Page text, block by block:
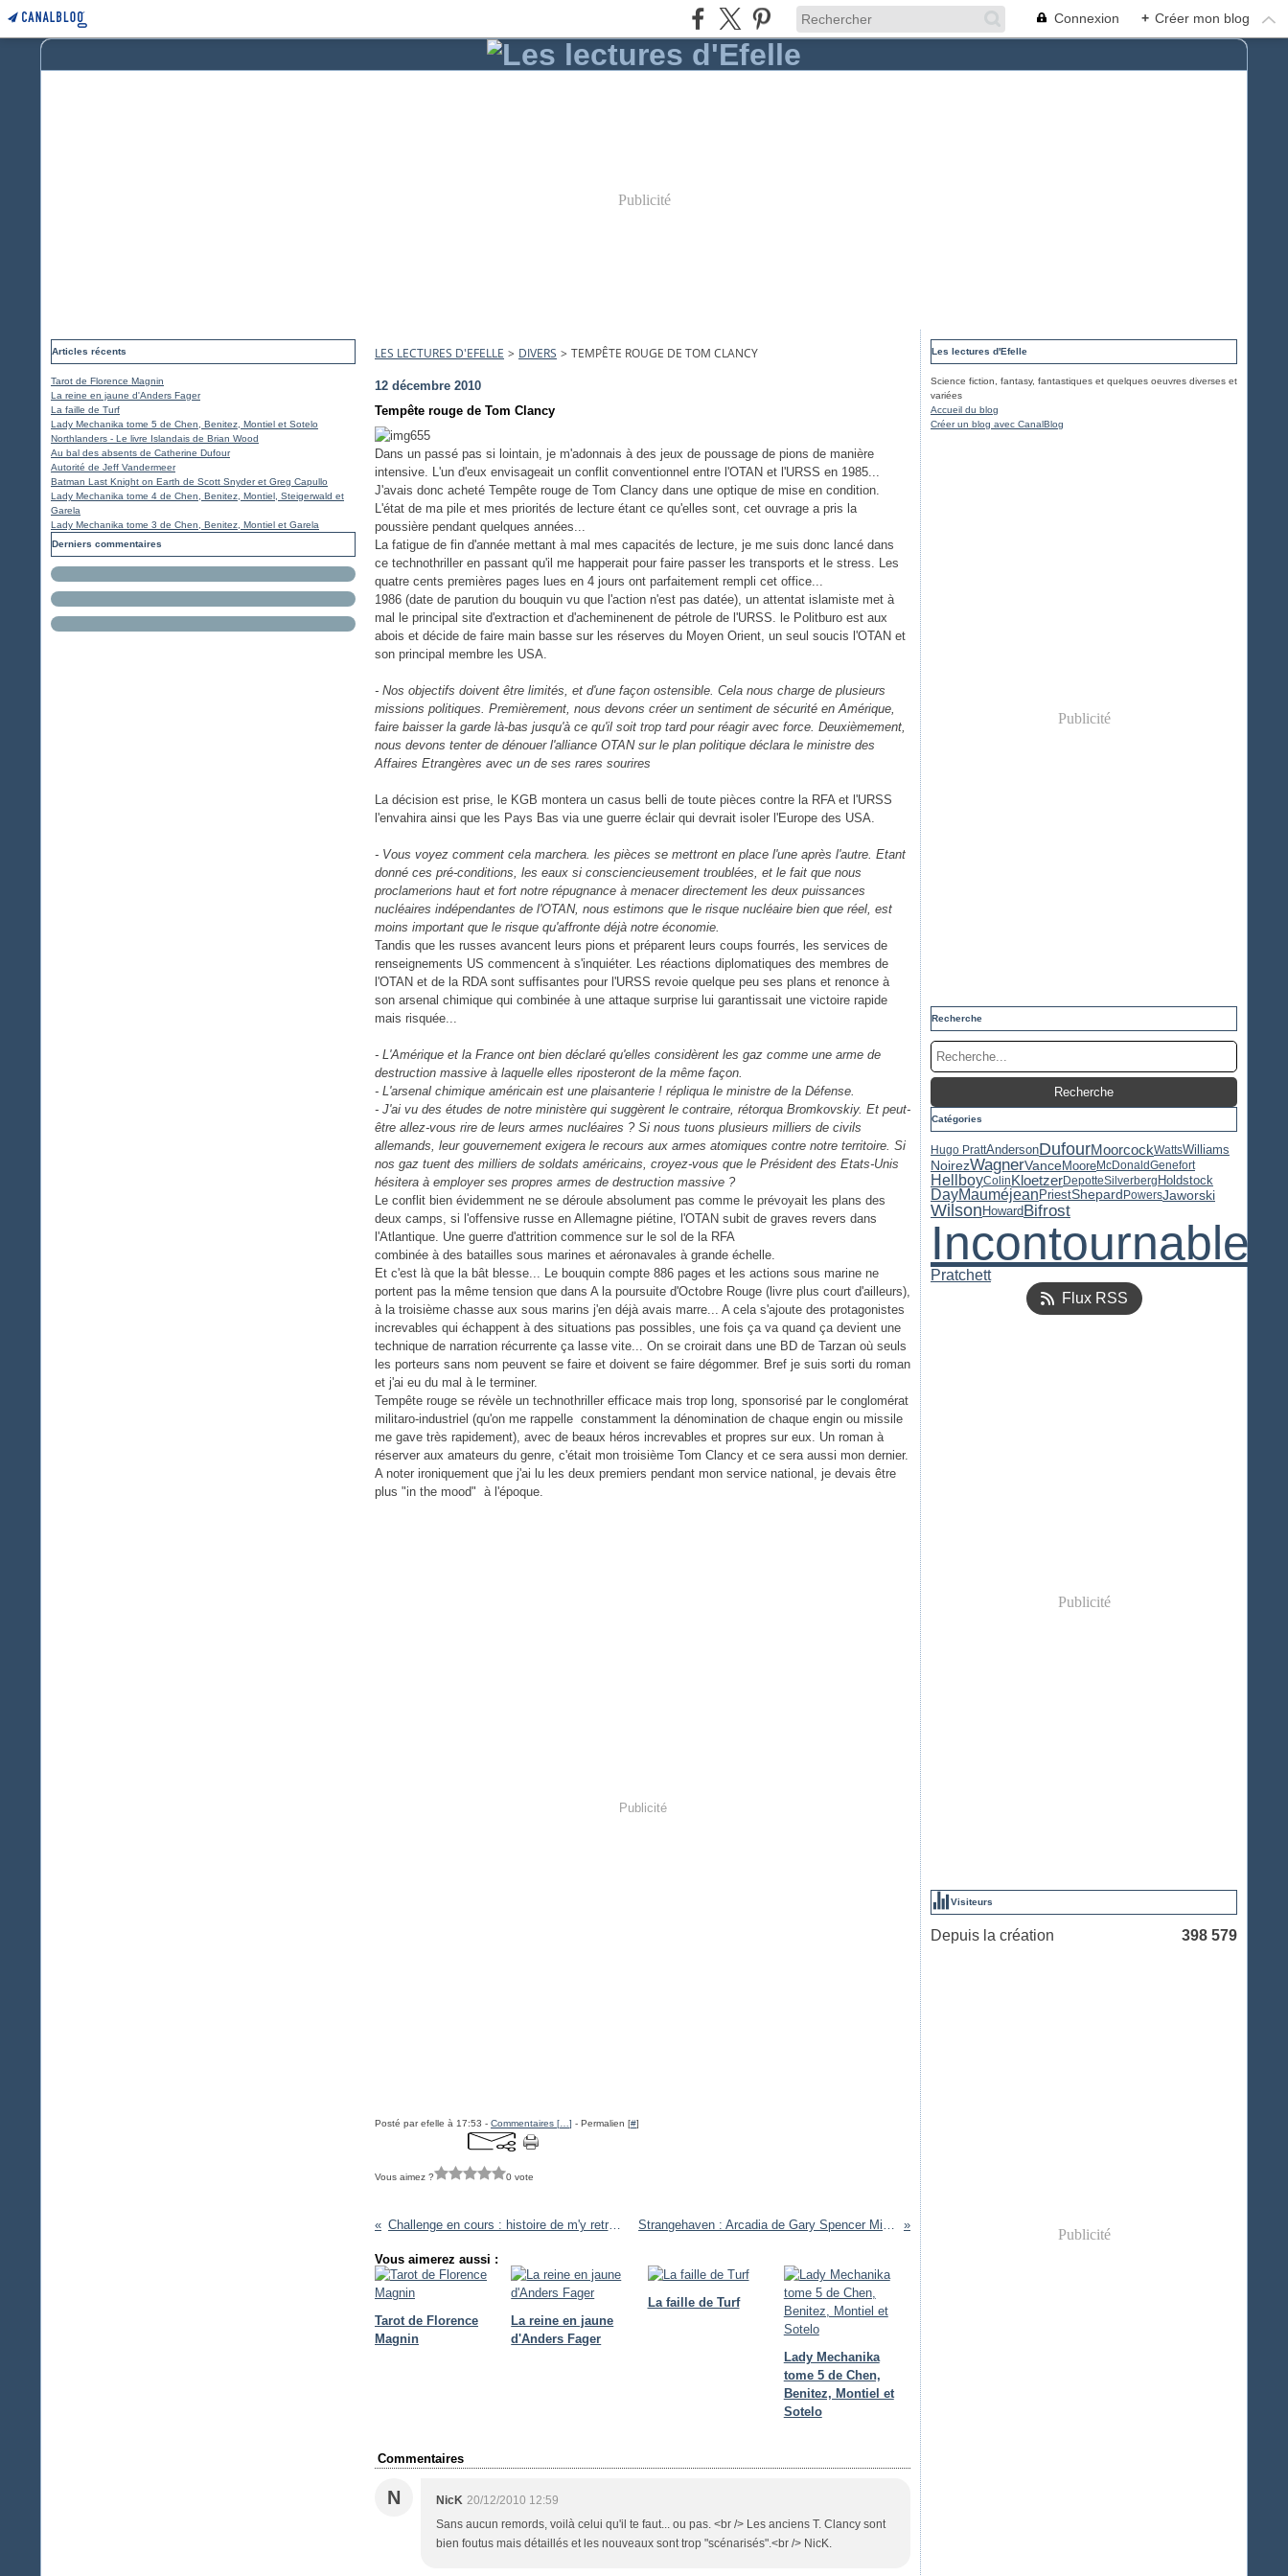
Connexion + Créer mon blog
Publicité
Articles récents
Tarot de Florence Magnin
La reine en jaune d'Anders Fager
La faille de Turf
Lady Mechanika tome 5 de Chen, Benitez, Montiel et Sotelo
Northlanders - Le livre Islandais de Brian Wood
Au bal des absents de Catherine Dufour
Autorité de Jeff Vandermeer
Batman Last Knight on Earth de Scott Snyder et Greg Capullo
Lady Mechanika tome 4 de Chen, Benitez, Montiel, Steigerwald et
Garela
Lady Mechanika tome 3 de Chen, Benitez, Montiel et Garela
Derniers commentaires
LES LECTURES D'EFELLE > DIVERS > TEMPÊTE ROUGE DE TOM CLANCY
12 décembre 2010
Tempête rouge de Tom Clancy
Dans un passé pas si lointain, je m'adonnais à des jeux de poussage de pions de manière
intensive. L'un d'eux envisageait un conflit conventionnel entre l'OTAN et l'URSS en 1985...
J'avais donc acheté Tempête rouge de Tom Clancy dans une optique de mise en condition.
L'état de ma pile et mes priorités de lecture étant ce qu'elles sont, cet ouvrage a pris la
poussière pendant quelques années...
La fatigue de fin d'année mettant à mal mes capacités de lecture, je me suis donc lancé dans
ce technothriller en passant qu'il me happerait pour faire passer les transports et le stress. Les
quatre cents premières pages lues en 4 jours ont parfaitement rempli cet office...
1986 (date de parution du bouquin vu que l'action n'est pas datée), un attentat islamiste met à
mal le principal site d'extraction et d'acheminenent de pétrole de l'URSS. le Politburo est aux
abois et décide de faire main basse sur les réserves du Moyen Orient, un seul soucis l'OTAN et
son principal membre les USA.
- Nos objectifs doivent être limités, et d'une façon ostensible. Cela nous charge de plusieurs
missions politiques. Premièrement, nous devons créer un sentiment de sécurité en Amérique,
faire baisser la garde là-bas jusqu'à ce qu'il soit trop tard pour réagir avec force. Deuxièmement,
nous devons tenter de dénouer l'alliance OTAN sur le plan politique déclara le ministre des
Affaires Etrangères avec un de ses rares sourires
La décision est prise, le KGB montera un casus belli de toute pièces contre la RFA et l'URSS
l'envahira ainsi que les Pays Bas via une guerre éclair qui devrait isoler l'Europe des USA.
- Vous voyez comment cela marchera. les pièces se mettront en place l'une après l'autre. Etant
donné ces pré-conditions, les eaux si consciencieusement troublées, et le fait que nous
proclamerions haut et fort notre répugnance à menacer directement les deux puissances
nucléaires indépendantes de l'OTAN, nous estimons que le risque nucléaire bien que réel, est
moins important que le risque qu'affronte déjà notre économie.
Tandis que les russes avancent leurs pions et préparent leurs coups fourrés, les services de
renseignements US commencent à s'inquiéter. Les réactions diplomatiques des membres de
l'OTAN et de la RDA sont suffisantes pour l'URSS revoie quelque peu ses plans et renonce à
son arsenal chimique qui combinée à une attaque surprise lui garantissait une victoire rapide
mais risquée...
- L'Amérique et la France ont bien déclaré qu'elles considèrent les gaz comme une arme de
destruction massive à laquelle elles riposteront de la même façon.
- L'arsenal chimique américain est une plaisanterie ! répliqua le ministre de la Défense.
- J'ai vu des études de notre ministère qui suggèrent le contraire, rétorqua Bromkovskiy. Et peut-
être allez-vous rire de leurs armes nucléaires ? Si nous tuons plusieurs milliers de civils
allemands, leur gouvernement exigera le recours aux armes atomiques contre notre territoire. Si
nos gaz tuent des milliers de soldats américains, croyez-vous que le Président des Etats-Unis
hésitera à employer ses propres armes de destruction massive ?
Le conflit bien évidemment ne se déroule absolument pas comme le prévoyait les plans des
deux camps, si l'offensive russe en Allemagne piétine, l'OTAN subit de graves revers dans
l'Atlantique. Une guerre d'attrition commence sur le sol de la RFA
combinée à des batailles sous marines et aéronavales à grande échelle.
Et c'est là que la bât blesse... Le bouquin compte 886 pages et les actions sous marine ne
portent pas la même tension que dans A la poursuite d'Octobre Rouge (livre plus court d'ailleurs),
à la troisième chasse aux sous marins j'en déjà avais marre... A cela s'ajoute des protagonistes
increvables qui échappent à des situations pas possibles, une fois ça va quand ça devient une
technique de narration récurrente ça lasse vite... On se croirait dans une BD de Tarzan où seuls
les porteurs sans nom peuvent se faire et doivent se faire dégommer. Bref je suis sorti du roman
et j'ai eu du mal à le terminer.
Tempête rouge se révèle un technothriller efficace mais trop long, sponsorisé par le conglomérat
militaro-industriel (qu'on me rappelle constamment la dénomination de chaque engin ou missile
me gave très rapidement), avec de beaux héros increvables et propres sur eux. Un roman à
réserver aux amateurs du genre, c'était mon troisième Tom Clancy et ce sera aussi mon dernier.
A noter ironiquement que j'ai lu les deux premiers pendant mon service national, je devais être
plus "in the mood" à l'époque.
Publicité
Posté par efelle à 17:53 - Commentaires [ ] - Permalien [#]
Vous aimez ? 0 vote
Challenge en cours : histoire de m'y retrouver Strangehaven : Arcadia de Gary Spencer Millidge
Vous aimerez aussi :
Tarot de Florence
Magnin
La reine en jaune
d'Anders Fager
La faille de Turf
Lady Mechanika
tome 5 de Chen,
Benitez, Montiel et
Sotelo
Commentaires
N NicK 20/12/2010 12:59
Sans aucun remords, voilà celui qu'il te faut... ou pas. <br /> Les anciens T. Clancy sont
bien foutus mais détaillés et les nouveaux sont trop "scénarisés".<br /> NicK.
Les lectures d'Efelle
Science fiction, fantasy, fantastiques et quelques oeuvres diverses et
variées
Accueil du blog
Créer un blog avec CanalBlog
Publicité
Recherche
Catégories
Hugo PrattAndersonDufourMoorcockWattsWilliams
NoirezWagnerVanceMooreMcDonaldGenefort
HellboyColinKloetzerDepotteSilverberg Holdstock
DayMauméjeanPriestShepard PowersJaworski
WilsonHowardBifrost
Incontournable
Pratchett
Flux RSS
Publicité
Visiteurs
Depuis la création 398 579
Publicité